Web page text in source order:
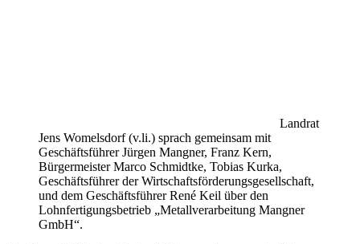
Landrat
Jens Womelsdorf (v.li.) sprach gemeinsam mit
Geschäftsführer Jürgen Mangner, Franz Kern,
Bürgermeister Marco Schmidtke, Tobias Kurka,
Geschäftsführer der Wirtschaftsförderungsgesellschaft,
und dem Geschäftsführer René Keil über den
Lohnfertigungsbetrieb „Metallverarbeitung Mangner
GmbH“.